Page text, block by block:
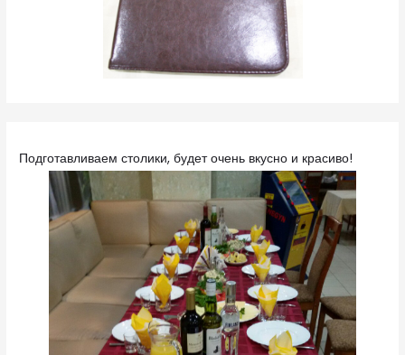
Подготавливаем столики, будет очень вкусно и красиво!